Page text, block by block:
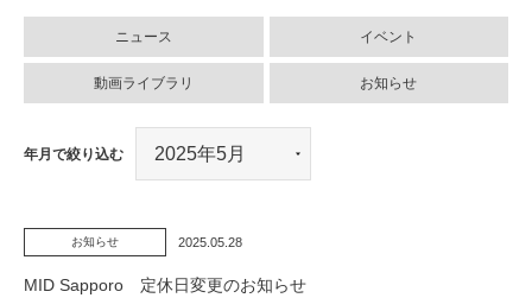
ニュース イベント
動画ライブラリ お知らせ
年月で絞り込む
お知らせ 2025.05.28
MID Sapporo 定休日変更のお知らせ